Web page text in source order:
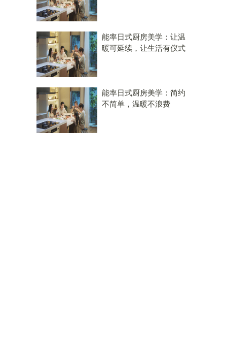
能率日式厨房美学：让温
暖可延续，让生活有仪式
能率日式厨房美学：简约
不简单，温暖不浪费